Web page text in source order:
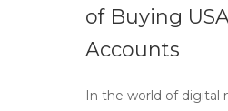
of Buying
Accounts
In the world of digital